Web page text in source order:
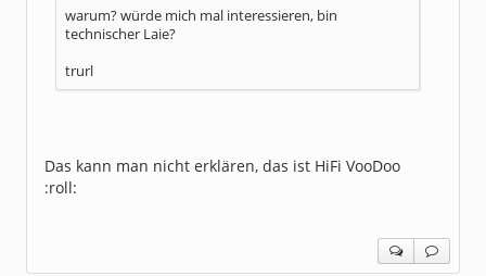
warum? würde mich mal interessieren, bin
technischer Laie?
trurl
Das kann man nicht erklären, das ist HiFi VooDoo
:roll: